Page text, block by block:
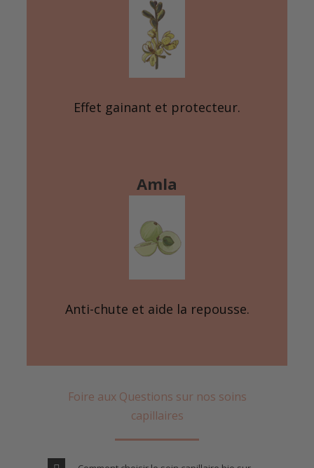
Effet gainant et protecteur.
Amla
Anti-chute et aide la repousse.
Foire aux Questions sur nos soins
capillaires